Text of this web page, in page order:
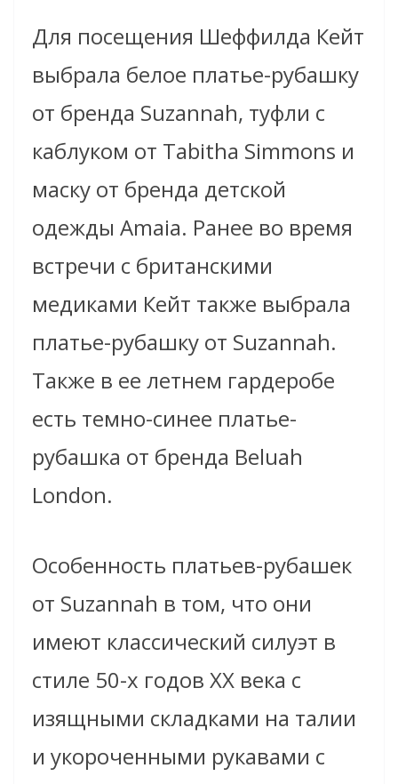
Для посещения Шеффилда Кейт
выбрала белое платье-рубашку
от бренда Suzannah, туфли с
каблуком от Tabitha Simmons и
маску от бренда детской
одежды Amaia. Ранее во время
встречи с британскими
медиками Кейт также выбрала
платье-рубашку от Suzannah.
Также в ее летнем гардеробе
есть темно-синее платье-
рубашка от бренда Beluah
London.
Особенность платьев-рубашек
от Suzannah в том, что они
имеют классический силуэт в
стиле 50-х годов XX века с
изящными складками на талии
и укороченными рукавами с